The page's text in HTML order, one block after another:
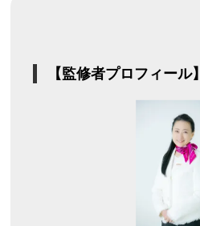
【監修者プロフィール】